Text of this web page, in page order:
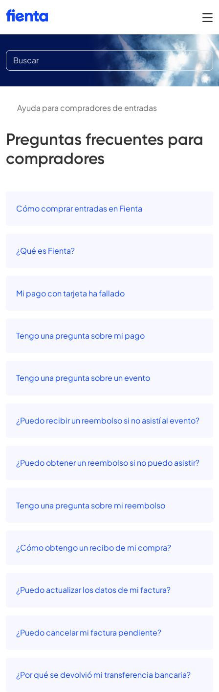
Ayuda para compradores de entradas
Preguntas frecuentes para
compradores
Cómo comprar entradas en Fienta
¿Qué es Fienta?
Mi pago con tarjeta ha fallado
Tengo una pregunta sobre mi pago
Tengo una pregunta sobre un evento
¿Puedo recibir un reembolso si no asistí al evento?
¿Puedo obtener un reembolso si no puedo asistir?
Tengo una pregunta sobre mi reembolso
¿Cómo obtengo un recibo de mi compra?
¿Puedo actualizar los datos de mi factura?
¿Puedo cancelar mi factura pendiente?
¿Por qué se devolvió mi transferencia bancaria?